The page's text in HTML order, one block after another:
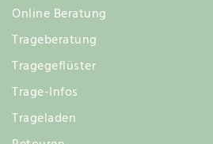
Online Beratung
Trageberatung
Tragegeflüster
Trage-Infos
Trageladen